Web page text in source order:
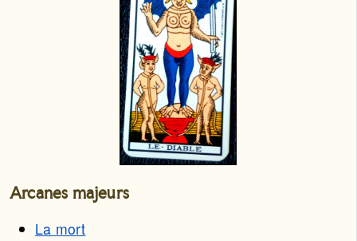
Arcanes majeurs
La mort